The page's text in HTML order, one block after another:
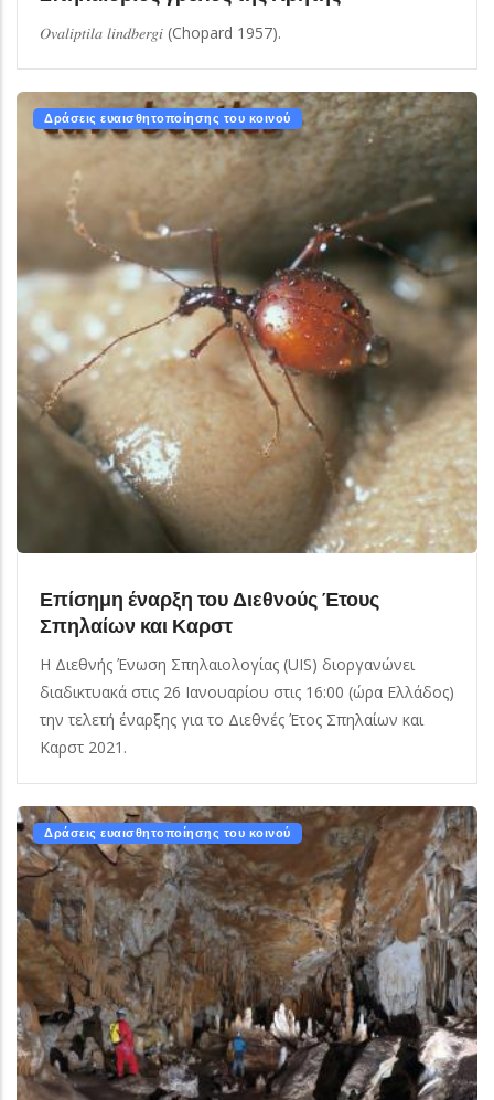
𝑂𝑣𝑎𝑙𝑖𝑝𝑡𝑖𝑙𝑎 𝑙𝑖𝑛𝑑𝑏𝑒𝑟𝑔𝑖 (Chopard 1957).
Δράσεις ευαισθητοποίησης του κοινού
Επίσημη έναρξη του Διεθνούς Έτους
Σπηλαίων και Καρστ
H Διεθνής Ένωση Σπηλαιολογίας (UIS) διοργανώνει
διαδικτυακά στις 26 Ιανουαρίου στις 16:00 (ώρα Ελλάδος)
την τελετή έναρξης για το Διεθνές Έτος Σπηλαίων και
Καρστ 2021.
Δράσεις ευαισθητοποίησης του κοινού